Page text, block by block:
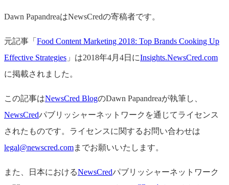
Dawn PapandreaはNewsCredの寄稿者です。
元記事「 Food Content Marketing 2018: Top Brands Cooking Up
Effective Strategies 」は2018年4月4日にInsights.NewsCred.com
に掲載されました。
この記事はNewsCred BlogのDawn Papandreaが執筆し、
NewsCredパブリッシャーネットワークを通じてライセンス
されたものです。ライセンスに関するお問い合わせは
legal@newscred.comまでお願いいたします。
また、日本におけるNewsCredパブリッシャーネットワーク